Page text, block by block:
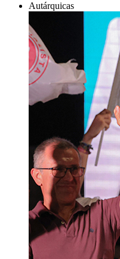
Autárquicas